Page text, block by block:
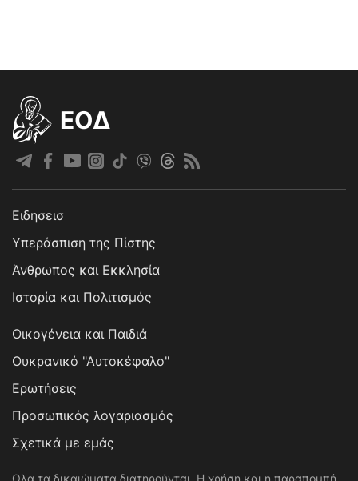
EOΔ
Ειδησεισ
Υπεράσπιση της Πίστης
Άνθρωπος και Εκκλησία
Ιστορία και Πολιτισμός
Οικογένεια και Παιδιά
Ουκρανικό "Αυτοκέφαλο"
Ερωτήσεις
Προσωπικός λογαριασμός
Σχετικά με εμάς